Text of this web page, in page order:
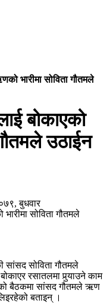
भारीमा सोविता गौतमले
बोकाएको
उठाईन
बुधवार
सांसद सोविता गौतमले
रसातलमा पुर्‍याउने काम
बैठकमा सांसद गौतमले ऋण
बताइन् ।